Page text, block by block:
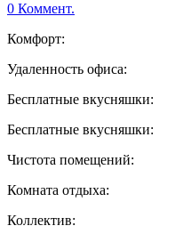
0 Коммент.
Комфорт:
Удаленность офиса:
Бесплатные вкусняшки:
Бесплатные вкусняшки:
Чистота помещений:
Комната отдыха:
Коллектив: